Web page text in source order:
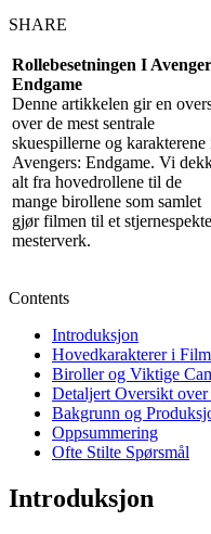
SHARE
Rollebesetningen I
Endgame
Denne artikkelen gir en
over de mest sentrale
skuespillerne og karakterene
Avengers: Endgame. Vi
alt fra hovedrollene til de
mange birollene som samlet
gjør filmen til et
mesterverk.
Contents
Introduksjon
Hovedkarakterer i
Biroller og Viktige
Detaljert Oversikt
Bakgrunn og
Oppsummering
Ofte Stilte Spørsmål
Introduksjon